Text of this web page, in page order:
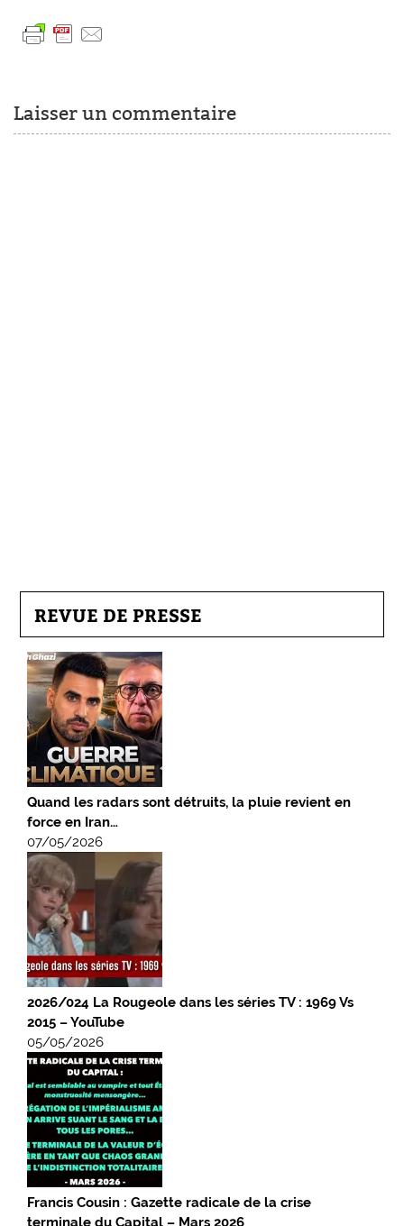
Laisser un commentaire
REVUE DE PRESSE
Quand les radars sont détruits, la pluie revient en
force en Iran…
07/05/2026
2026/024 La Rougeole dans les séries TV : 1969 Vs
2015 – YouTube
05/05/2026
Francis Cousin : Gazette radicale de la crise
terminale du Capital – Mars 2026